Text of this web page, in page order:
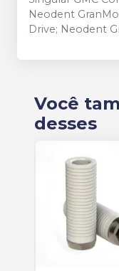
Neodent
Drive; Neodent
Você
desses